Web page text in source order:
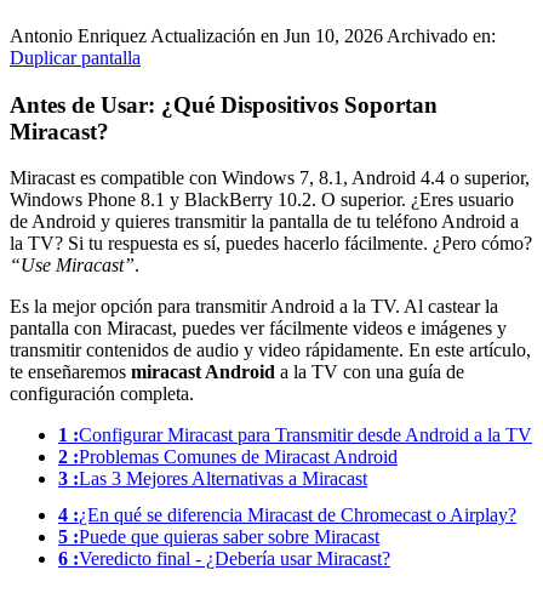
Antonio Enriquez Actualización en Jun 10, 2026 Archivado en:
Duplicar pantalla
Antes de Usar: ¿Qué Dispositivos Soportan
Miracast?
Miracast es compatible con Windows 7, 8.1, Android 4.4 o superior,
Windows Phone 8.1 y BlackBerry 10.2. O superior. ¿Eres usuario
de Android y quieres transmitir la pantalla de tu teléfono Android a
la TV? Si tu respuesta es sí, puedes hacerlo fácilmente. ¿Pero cómo?
“Use Miracast”.
Es la mejor opción para transmitir Android a la TV. Al castear la
pantalla con Miracast, puedes ver fácilmente videos e imágenes y
transmitir contenidos de audio y video rápidamente. En este artículo,
te enseñaremos miracast Android a la TV con una guía de
configuración completa.
1 :Configurar Miracast para Transmitir desde Android a la TV
2 :Problemas Comunes de Miracast Android
3 :Las 3 Mejores Alternativas a Miracast
4 :¿En qué se diferencia Miracast de Chromecast o Airplay?
5 :Puede que quieras saber sobre Miracast
6 :Veredicto final - ¿Debería usar Miracast?